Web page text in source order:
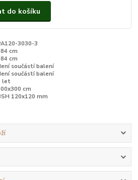
do košíku
3030-3
cm
cm
součástí balení
součástí balení
let
cm
120x120 mm